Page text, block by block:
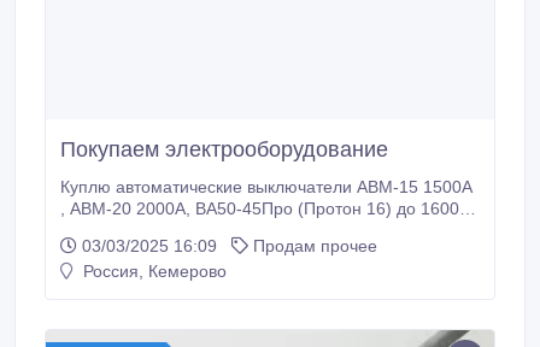
Покупаем электрооборудование
Куплю автоматические выключатели АВМ-15 1500А
(ПРОТОН Е 40) до 4000 А, ВА50-45Про (Протон 25,
40, 63) до 6300 А.
03/03/2025 16:09
Продам прочее
Россия, Кемерово